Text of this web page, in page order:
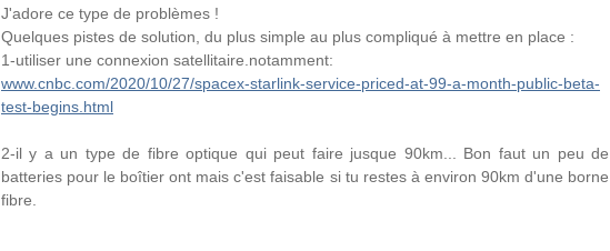
J'adore ce type de problèmes !
Quelques pistes de solution, du plus simple au plus compliqué à mettre en place :
1-utiliser une connexion satellitaire.notamment:
www.cnbc.com/2020/10/27/spacex-starlink-service-priced-at-99-a-month-public-beta-
test-begins.html
2-il y a un type de fibre optique qui peut faire jusque 90km... Bon faut un peu de
batteries pour le boîtier ont mais c'est faisable si tu restes à environ 90km d'une borne
fibre.